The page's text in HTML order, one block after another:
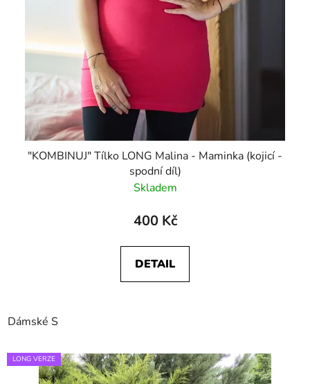
"KOMBINUJ" Tílko LONG Malina - Maminka (kojicí -
spodní díl)
Skladem
400 Kč
DETAIL
Dámské S
LONG VERZE